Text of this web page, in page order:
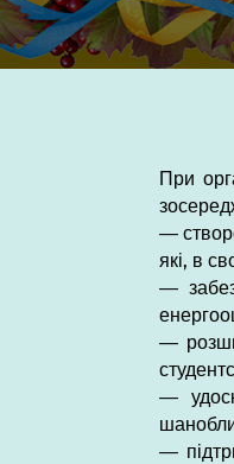
При
—
які, в
—
—
—
—